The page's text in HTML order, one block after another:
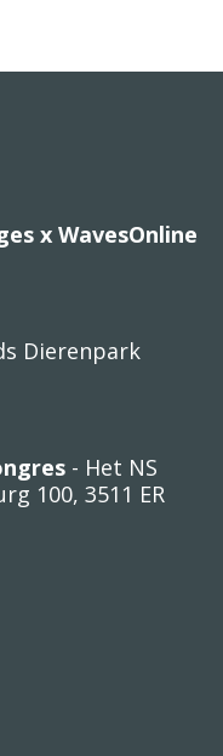
x WavesOnline
Dierenpark
- Het NS
100, 3511 ER